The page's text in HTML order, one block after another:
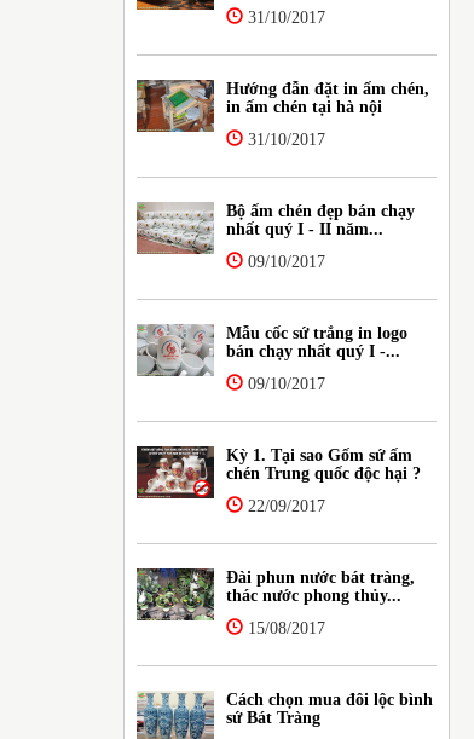
31/10/2017
Hướng đẫn đặt in ấm chén,
in ấm chén tại hà nội
31/10/2017
Bộ ấm chén đẹp bán chạy
nhất quý I - II năm...
09/10/2017
Mẫu cốc sứ trắng in logo
bán chạy nhất quý I -...
09/10/2017
Kỳ 1. Tại sao Gốm sứ ấm
chén Trung quốc độc hại ?
22/09/2017
Đài phun nước bát tràng,
thác nước phong thủy...
15/08/2017
Cách chọn mua đôi lộc bình
sứ Bát Tràng